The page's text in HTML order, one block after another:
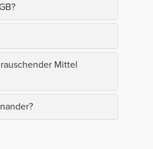
Mittel